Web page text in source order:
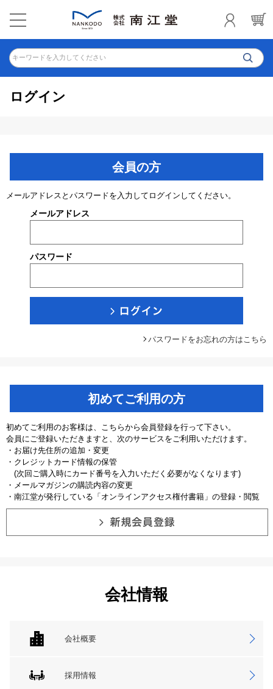
キーワードを入力してください
ログイン
会員の方
メールアドレスとパスワードを入力してログインしてください。
メールアドレス
パスワード
パスワードをお忘れの方はこちら
初めてご利用の方
初めてご利用のお客様は、こちらから会員登録を行って下さい。
会員にご登録いただきますと、次のサービスをご利用いただけます。
・お届け先住所の追加・変更
・クレジットカード情報の保管
(次回ご購入時にカード番号を入力いただく必要がなくなります)
・メールマガジンの購読内容の変更
・南江堂が発行している「オンラインアクセス権付書籍」の登録・閲覧
会社情報
会社概要
採用情報